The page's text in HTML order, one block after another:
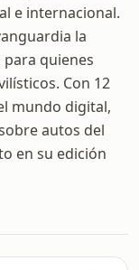
e internacional.
la
quienes
Con 12
mundo digital,
autos del
en su edición